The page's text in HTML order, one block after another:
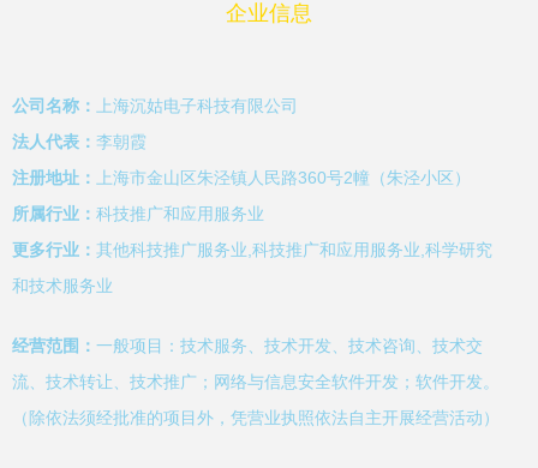
企业信息
公司名称：
上海沉姑电子科技有限公司
法人代表： 李朝霞
注册地址：
上海市金山区朱泾镇人民路360号2幢（朱泾小区）
所属行业： 科技推广和应用服务业
更多行业： 其他科技推广服务业,科技推广和应用服务业,科学研究
和技术服务业
经营范围： 一般项目：技术服务、技术开发、技术咨询、技术交
流、技术转让、技术推广；网络与信息安全软件开发；软件开发。
（除依法须经批准的项目外，凭营业执照依法自主开展经营活动）